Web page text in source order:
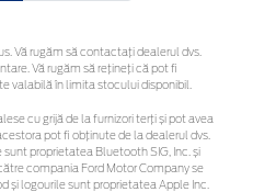
Vă rugăm să contactaţi dealerul dvs.
Vă rugăm să rețineți că pot fi
valabilă în limita stocului disponibil.
cu grijă de la furnizori terți și pot avea
pot fi obținute de la dealerul dvs.
proprietatea Bluetooth SIG, Inc. și
compania Ford Motor Company se
și logourile sunt proprietatea Apple Inc.